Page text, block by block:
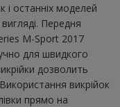
останніх моделей
Передня
M-Sport 2017
для швидкого
дозволить
викрійок
прямо на